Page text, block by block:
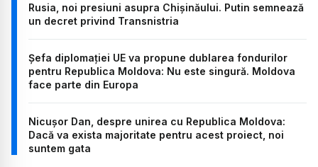
Rusia, noi presiuni asupra Chișinăului. Putin semnează
un decret privind Transnistria
Șefa diplomației UE va propune dublarea fondurilor
pentru Republica Moldova: Nu este singură. Moldova
face parte din Europa
Nicușor Dan, despre unirea cu Republica Moldova:
Dacă va exista majoritate pentru acest proiect, noi
suntem gata